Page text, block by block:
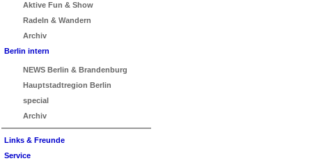
Aktive Fun & Show
Radeln & Wandern
Archiv
Berlin intern
NEWS Berlin & Brandenburg
Hauptstadtregion Berlin
special
Archiv
Links & Freunde
Service